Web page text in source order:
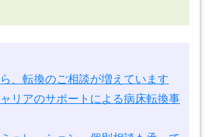
、転換のご相談が増えています
リアのサポートによる病床転換事